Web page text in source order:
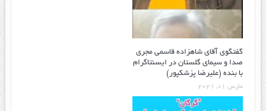
گفتگوی آقای شاهزاده قاسمی مجری
صدا و سیمای گلستان در ایسنتاگرام
با بنده (علیرضا پزشکپور)
مارس 01, 2021